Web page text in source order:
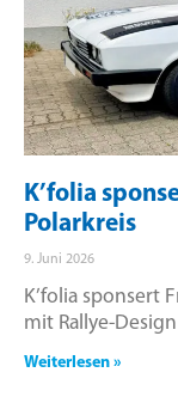
K’folia
Polarkreis
9. Juni 2026
K’folia sponsert
mit Rallye-
Weiterlesen »